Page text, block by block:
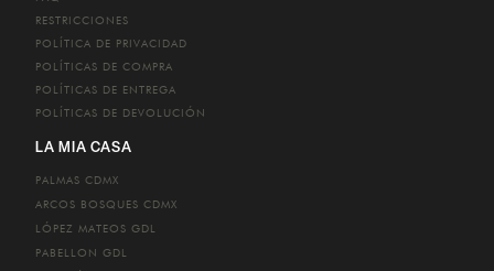
RESTRICCIONES
POLÍTICA DE PRIVACIDAD
POLÍTICAS DE COMPRA
POLÍTICAS DE ENTREGA
POLÍTICAS DE DEVOLUCIÓN
LA MIA CASA
PALMAS CDMX
ARCOS BOSQUES CDMX
LÓPEZ MATEOS GDL
PABELLON GDL